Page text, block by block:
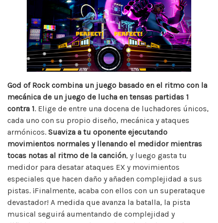
God of Rock combina un juego basado en el ritmo con la
mecánica de un juego de lucha en tensas partidas 1
contra 1. Elige de entre una docena de luchadores únicos,
cada uno con su propio diseño, mecánica y ataques
armónicos. Suaviza a tu oponente ejecutando
movimientos normales y llenando el medidor mientras
tocas notas al ritmo de la canción, y luego gasta tu
medidor para desatar ataques EX y movimientos
especiales que hacen daño y añaden complejidad a sus
pistas. ¡Finalmente, acaba con ellos con un superataque
devastador! A medida que avanza la batalla, la pista
musical seguirá aumentando de complejidad y